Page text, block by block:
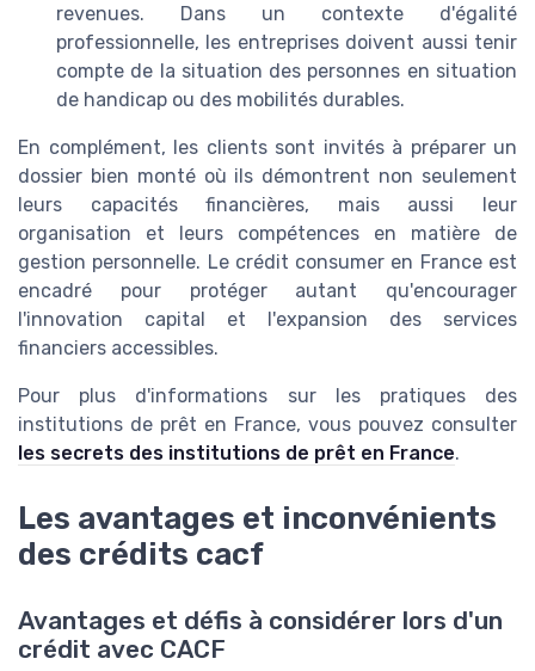
revenues. Dans un contexte d'égalité
professionnelle, les entreprises doivent aussi tenir
compte de la situation des personnes en situation
de handicap ou des mobilités durables.
En complément, les clients sont invités à préparer un
dossier bien monté où ils démontrent non seulement
leurs capacités financières, mais aussi leur
organisation et leurs compétences en matière de
gestion personnelle. Le crédit consumer en France est
encadré pour protéger autant qu'encourager
l'innovation capital et l'expansion des services
financiers accessibles.
Pour plus d'informations sur les pratiques des
institutions de prêt en France, vous pouvez consulter
les secrets des institutions de prêt en France.
Les avantages et inconvénients
des crédits cacf
Avantages et défis à considérer lors d'un
crédit avec CACF